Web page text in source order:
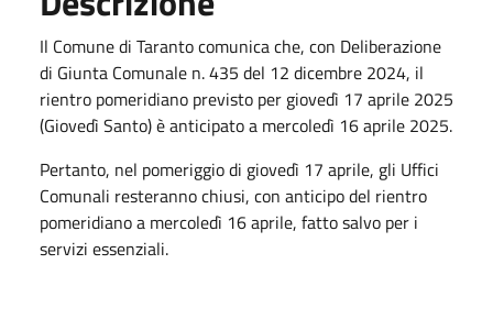
Il Comune di Taranto comunica che, con Deliberazione
di Giunta Comunale n. 435 del 12 dicembre 2024, il
rientro pomeridiano previsto per giovedì 17 aprile 2025
(Giovedì Santo) è anticipato a mercoledì 16 aprile 2025.
Pertanto, nel pomeriggio di giovedì 17 aprile, gli Uffici
Comunali resteranno chiusi, con anticipo del rientro
pomeridiano a mercoledì 16 aprile, fatto salvo per i
servizi essenziali.